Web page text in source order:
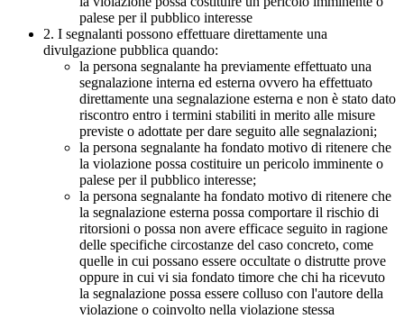
palese per il pubblico interesse
2. I segnalanti possono effettuare direttamente una
divulgazione pubblica quando:
la persona segnalante ha previamente effettuato una
segnalazione interna ed esterna ovvero ha effettuato
direttamente una segnalazione esterna e non è stato dato
riscontro entro i termini stabiliti in merito alle misure
previste o adottate per dare seguito alle segnalazioni;
la persona segnalante ha fondato motivo di ritenere che
la violazione possa costituire un pericolo imminente o
palese per il pubblico interesse;
la persona segnalante ha fondato motivo di ritenere che
la segnalazione esterna possa comportare il rischio di
ritorsioni o possa non avere efficace seguito in ragione
delle specifiche circostanze del caso concreto, come
quelle in cui possano essere occultate o distrutte prove
oppure in cui vi sia fondato timore che chi ha ricevuto
la segnalazione possa essere colluso con l'autore della
violazione o coinvolto nella violazione stessa